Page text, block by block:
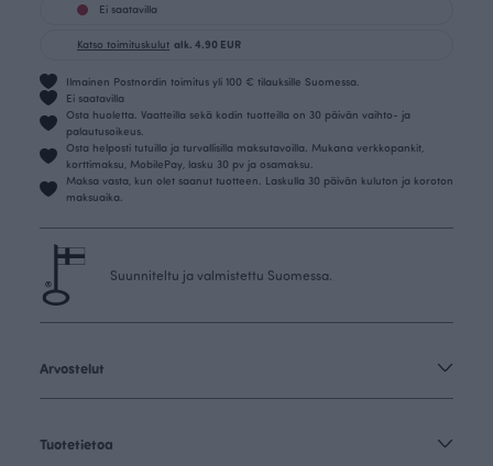
Ei saatavilla
Katso toimituskulut alk. 4.90 EUR
Ilmainen Postnordin toimitus yli 100 € tilauksille Suomessa.
Ei saatavilla
Osta huoletta. Vaatteilla sekä kodin tuotteilla on 30 päivän vaihto- ja
palautusoikeus.
Osta helposti tutuilla ja turvallisilla maksutavoilla. Mukana verkkopankit,
korttimaksu, MobilePay, lasku 30 pv ja osamaksu.
Maksa vasta, kun olet saanut tuotteen. Laskulla 30 päivän kuluton ja koroton
maksuaika.
Suunniteltu ja valmistettu Suomessa.
Arvostelut
Tuotetietoa